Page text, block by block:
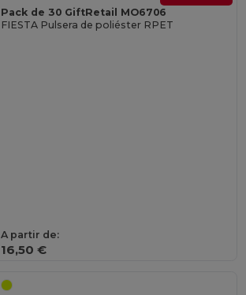
Pack de 30 GiftRetail MO6706
FIESTA Pulsera de poliéster RPET
A partir de:
16,50 €